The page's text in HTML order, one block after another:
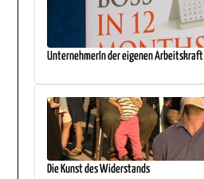
UnternehmerIn der eigenen Arbeitskraft
Die Kunst des Widerstands